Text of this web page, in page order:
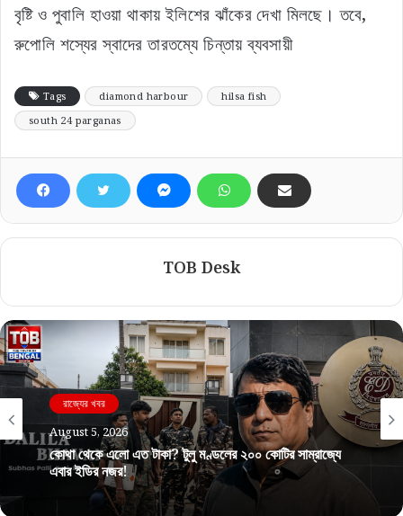
বৃষ্টি ও পুবালি হাওয়া থাকায় ইলিশের ঝাঁকের দেখা মিলছে। তবে,
রুপোলি শস্যের স্বাদের তারতম্যে চিন্তায় ব্যবসায়ী
Tags diamond harbour
hilsa fish
south 24 parganas
TOB Desk
রাজ্যের খবর
August 5, 2026
কোথা থেকে এলো এত টাকা? টুলু মণ্ডলের ২০০ কোটির সাম্রাজ্যে
এবার ইডির নজর!